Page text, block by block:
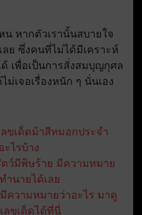
น หากตัวเรานั้นสบายใจ
ลย ซึ่งคนที่ไม่ได้มีเคราะห์
เพื่อเป็นการสั่งสมบุญกุศล
ม่เจอเรื่องหนัก ๆ นั่นเอง
ขเด็ดม้าสีหมอกประจำ
ะไรบ้าง
ว์มีพิษร้าย มีความหมาย
ำนายได้เลย
ความหมายว่าอะไร มาดู
ลขเด็ดได้ที่นี่